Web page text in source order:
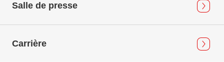
Salle de presse
Carrière